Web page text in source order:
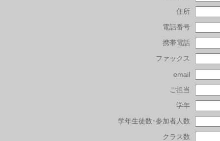
住所
電話番号
携帯電話
ファックス
email
ご担当
学年
学年生徒数･参加者人数
クラス数